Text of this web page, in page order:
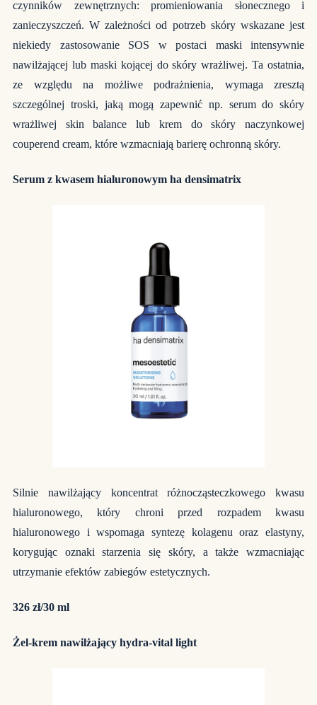
czynników zewnętrznych: promieniowania słonecznego i
zanieczyszczeń. W zależności od potrzeb skóry wskazane jest
niekiedy zastosowanie SOS w postaci maski intensywnie
nawilżającej lub maski kojącej do skóry wrażliwej. Ta ostatnia,
ze względu na możliwe podrażnienia, wymaga zresztą
szczególnej troski, jaką mogą zapewnić np. serum do skóry
wrażliwej skin balance lub krem do skóry naczynkowej
couperend cream, które wzmacniają barierę ochronną skóry.
Serum z kwasem hialuronowym ha densimatrix
Silnie nawilżający koncentrat różnocząsteczkowego kwasu
hialuronowego, który chroni przed rozpadem kwasu
hialuronowego i wspomaga syntezę kolagenu oraz elastyny,
korygując oznaki starzenia się skóry, a także wzmacniając
utrzymanie efektów zabiegów estetycznych.
326 zł/30 ml
Żel-krem nawilżający hydra-vital light